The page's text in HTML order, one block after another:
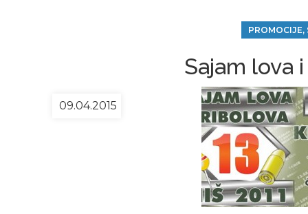
PROMOCIJE,
Sajam lova
09.04.2015